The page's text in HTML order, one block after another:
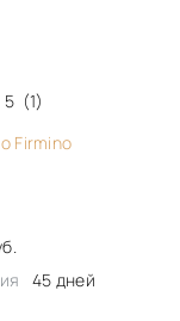
5 (1)
Firmino
45 дней